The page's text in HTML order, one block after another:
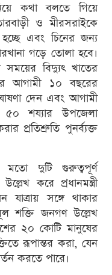
কথা বলতে গিয়ে
ও মীরসরাইকে
হচ্ছে এবং চিনের জন্য
গড়ে তোলা হবে।
বিদ্যুৎ খাতের
আগামী ১০ বছরের
দেন এবং আগামী
শয্যার উপজেলা
প্রতিশ্রুতি পুনর্ব্যক্ত
মতো দুটি গুরুত্বপূর্ণ
করে প্রধানমন্ত্রী
যাত্রায় সঙ্গে থাকার
শক্তি জনগণ উল্লেখ
২০ কোটি মানুষের
রূপান্তর করা, যেন
করতে পারে।